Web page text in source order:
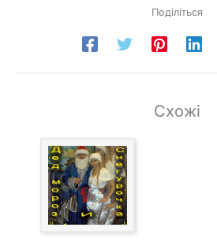
Поділіться
Схожі